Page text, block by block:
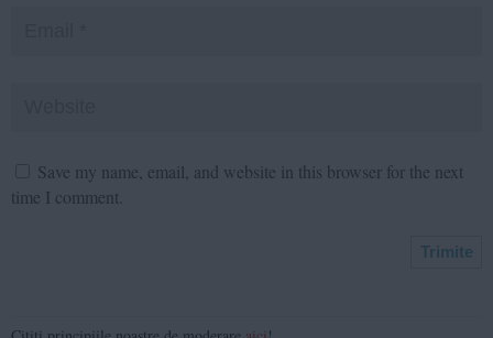
Save my name, email, and website in this browser for the next
time I comment.